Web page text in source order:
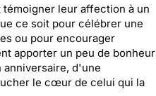
leur affection à un
ce soit pour célébrer une
ou pour encourager
apporter un peu de bonheur
d'une
le cœur de celui qui la